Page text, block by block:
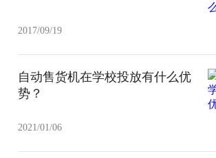
2017/09/19
自动售货机在学校投放有什么优
势？
2021/01/06